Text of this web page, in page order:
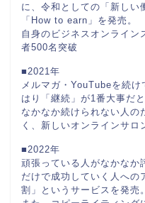
に、令和としての「新しい
「How to earn」を発売。
自身のビジネスオンライン
者500名突破
■2021年
メルマガ・YouTubeを続
はり「継続」が1番大事だと
なかなか続けられない人の
く、新しいオンラインサロ
■2022年
頑張っている人がなかなか
だけで成功していく人への
割」というサービスを発売。